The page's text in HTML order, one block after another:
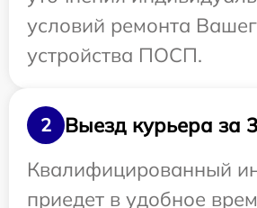
условий ремонта
устройства ПОСП.
2
Выезд курьера за
Квалифицированный
приедет в удобное